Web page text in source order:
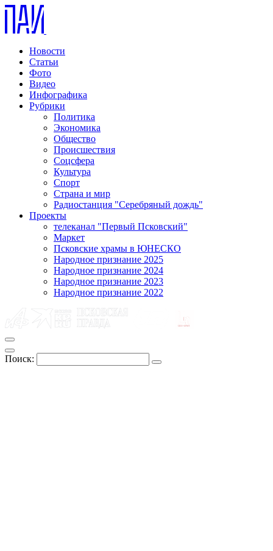
Новости
Статьи
Фото
Видео
Инфографика
Рубрики
Политика
Экономика
Общество
Происшествия
Соцсфера
Культура
Спорт
Страна и мир
Радиостанция "Серебряный дождь"
Проекты
телеканал "Первый Псковский"
Маркет
Псковские храмы в ЮНЕСКО
Народное признание 2025
Народное признание 2024
Народное признание 2023
Народное признание 2022
Поиск: